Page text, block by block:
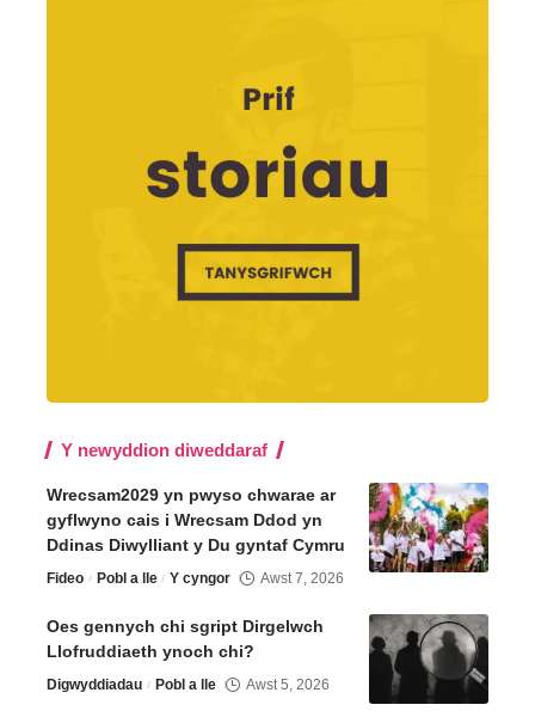
Y newyddion diweddaraf
Wrecsam2029 yn pwyso chwarae ar
gyflwyno cais i Wrecsam Ddod yn
Ddinas Diwylliant y Du gyntaf Cymru
Fideo Pobl a lle Y cyngor Awst 7, 2026
Oes gennych chi sgript Dirgelwch
Llofruddiaeth ynoch chi?
Digwyddiadau Pobl a lle Awst 5, 2026